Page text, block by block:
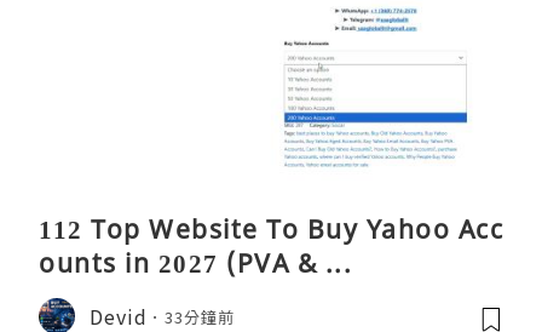
112 Top Website To Buy Yahoo Acc
ounts in 2027 (PVA & ...
Devid 33分鐘前